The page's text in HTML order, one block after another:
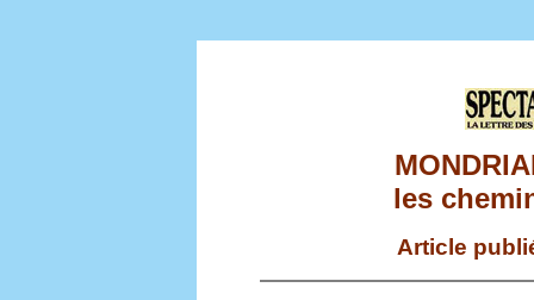
les
Article